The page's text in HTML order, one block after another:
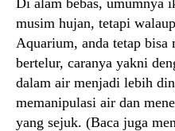
Di alam bebas, umumnya
musim hujan, tetapi
Aquarium, anda tetap bisa
bertelur, caranya yakni
dalam air menjadi lebih
memanipulasi air dan
yang sejuk. (Baca juga